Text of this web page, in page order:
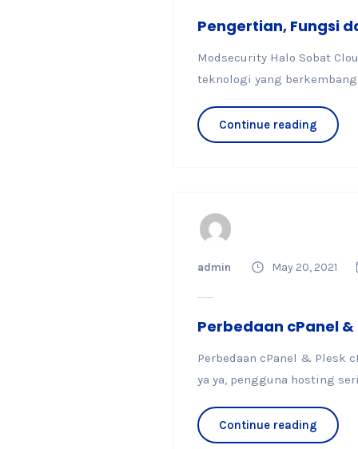
Pengertian, Fungsi
Modsecurity Halo Sobat
teknologi yang
Continue reading
admin May 20, 2021
Perbedaan cPanel &
Perbedaan cPanel & Plesk
ya ya, pengguna hosting
Continue reading